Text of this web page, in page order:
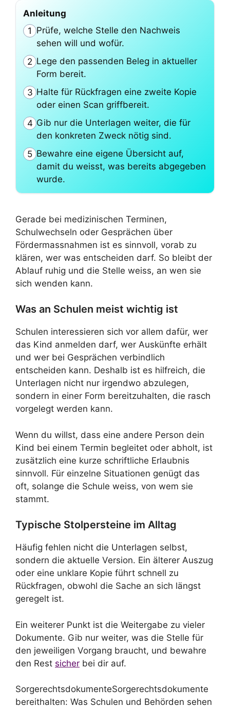
Anleitung
1 Prüfe, welche Stelle den Nachweis
sehen will und wofür.
2 Lege den passenden Beleg in aktueller
Form bereit.
3 Halte für Rückfragen eine zweite Kopie
oder einen Scan griffbereit.
4 Gib nur die Unterlagen weiter, die für
den konkreten Zweck nötig sind.
5 Bewahre eine eigene Übersicht auf,
damit du weisst, was bereits abgegeben
wurde.
Gerade bei medizinischen Terminen,
Schulwechseln oder Gesprächen über
Fördermassnahmen ist es sinnvoll, vorab zu
klären, wer was entscheiden darf. So bleibt der
Ablauf ruhig und die Stelle weiss, an wen sie
sich wenden kann.
Was an Schulen meist wichtig ist
Schulen interessieren sich vor allem dafür, wer
das Kind anmelden darf, wer Auskünfte erhält
und wer bei Gesprächen verbindlich
entscheiden kann. Deshalb ist es hilfreich, die
Unterlagen nicht nur irgendwo abzulegen,
sondern in einer Form bereitzuhalten, die rasch
vorgelegt werden kann.
Wenn du willst, dass eine andere Person dein
Kind bei einem Termin begleitet oder abholt, ist
zusätzlich eine kurze schriftliche Erlaubnis
sinnvoll. Für einzelne Situationen genügt das
oft, solange die Schule weiss, von wem sie
stammt.
Typische Stolpersteine im Alltag
Häufig fehlen nicht die Unterlagen selbst,
sondern die aktuelle Version. Ein älterer Auszug
oder eine unklare Kopie führt schnell zu
Rückfragen, obwohl die Sache an sich längst
geregelt ist.
Ein weiterer Punkt ist die Weitergabe zu vieler
Dokumente. Gib nur weiter, was die Stelle für
den jeweiligen Vorgang braucht, und bewahre
den Rest sicher bei dir auf.
SorgerechtsdokumenteSorgerechtsdokumente
bereithalten: Was Schulen und Behörden sehen